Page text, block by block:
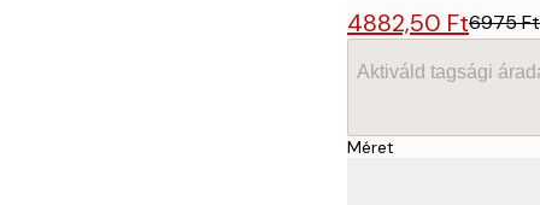
4882,50 Ft6975 Ft
Aktiváld tagsági
Méret